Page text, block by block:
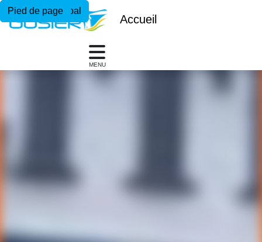
Menu principal
Contenu principal
Pied de page
Accueil
MENU